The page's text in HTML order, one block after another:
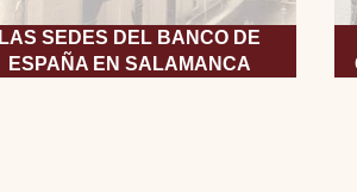
LAS SEDES DEL BANCO DE
ESPAÑA EN SALAMANCA